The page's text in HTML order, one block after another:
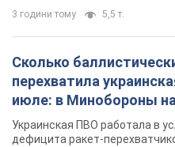
3 години тому 5,5 т.
Сколько
перехватила
июле: в Минобороны
Украинская ПВО работала в
дефицита ракет-